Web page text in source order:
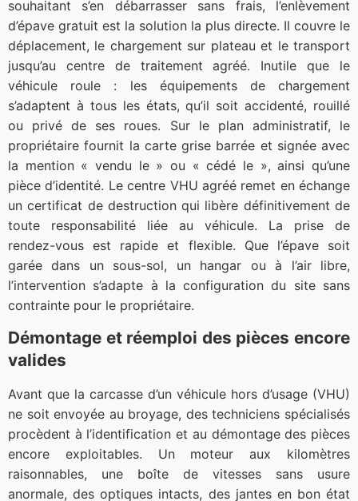
souhaitant s’en débarrasser sans frais, l’enlèvement
d’épave gratuit est la solution la plus directe. Il couvre le
déplacement, le chargement sur plateau et le transport
jusqu’au centre de traitement agréé. Inutile que le
véhicule roule : les équipements de chargement
s’adaptent à tous les états, qu’il soit accidenté, rouillé
ou privé de ses roues. Sur le plan administratif, le
propriétaire fournit la carte grise barrée et signée avec
la mention « vendu le » ou « cédé le », ainsi qu’une
pièce d’identité. Le centre VHU agréé remet en échange
un certificat de destruction qui libère définitivement de
toute responsabilité liée au véhicule. La prise de
rendez-vous est rapide et flexible. Que l’épave soit
garée dans un sous-sol, un hangar ou à l’air libre,
l’intervention s’adapte à la configuration du site sans
contrainte pour le propriétaire.
Démontage et réemploi des pièces encore
valides
Avant que la carcasse d’un véhicule hors d’usage (VHU)
ne soit envoyée au broyage, des techniciens spécialisés
procèdent à l’identification et au démontage des pièces
encore exploitables. Un moteur aux kilomètres
raisonnables, une boîte de vitesses sans usure
anormale, des optiques intacts, des jantes en bon état